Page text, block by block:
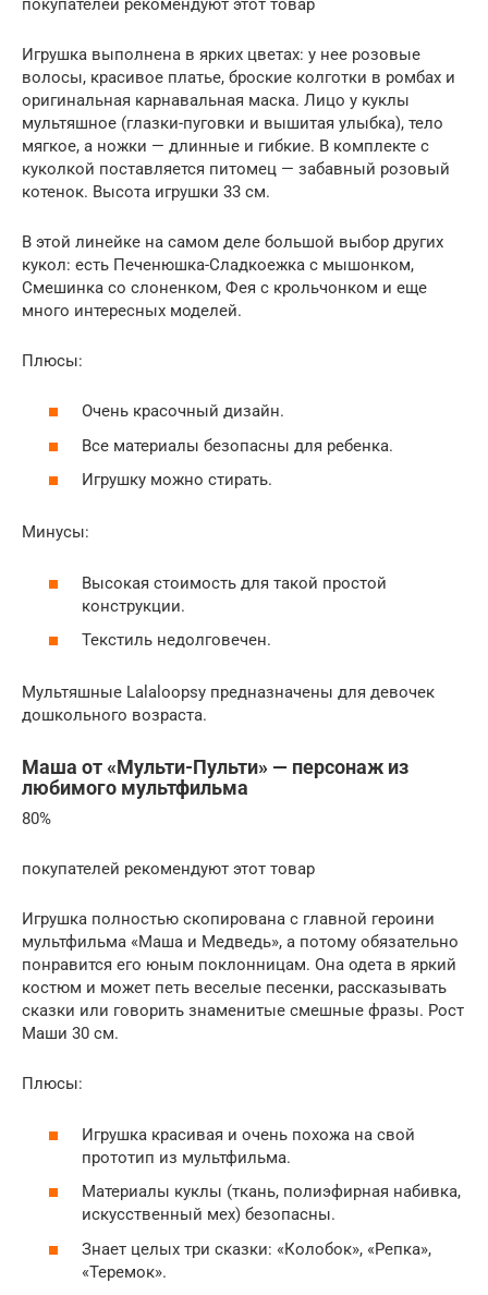
покупателей рекомендуют этот товар
Игрушка выполнена в ярких цветах: у нее розовые
волосы, красивое платье, броские колготки в ромбах и
оригинальная карнавальная маска. Лицо у куклы
мультяшное (глазки-пуговки и вышитая улыбка), тело
мягкое, а ножки — длинные и гибкие. В комплекте с
куколкой поставляется питомец — забавный розовый
котенок. Высота игрушки 33 см.
В этой линейке на самом деле большой выбор других
кукол: есть Печенюшка-Сладкоежка с мышонком,
Смешинка со слоненком, Фея с крольчонком и еще
много интересных моделей.
Плюсы:
Очень красочный дизайн.
Все материалы безопасны для ребенка.
Игрушку можно стирать.
Минусы:
Высокая стоимость для такой простой
конструкции.
Текстиль недолговечен.
Мультяшные Lalaloopsy предназначены для девочек
дошкольного возраста.
Маша от «Мульти-Пульти» — персонаж из
любимого мультфильма
80%
покупателей рекомендуют этот товар
Игрушка полностью скопирована с главной героини
мультфильма «Маша и Медведь», а потому обязательно
понравится его юным поклонницам. Она одета в яркий
костюм и может петь веселые песенки, рассказывать
сказки или говорить знаменитые смешные фразы. Рост
Маши 30 см.
Плюсы:
Игрушка красивая и очень похожа на свой
прототип из мультфильма.
Материалы куклы (ткань, полиэфирная набивка,
искусственный мех) безопасны.
Знает целых три сказки: «Колобок», «Репка»,
«Теремок».